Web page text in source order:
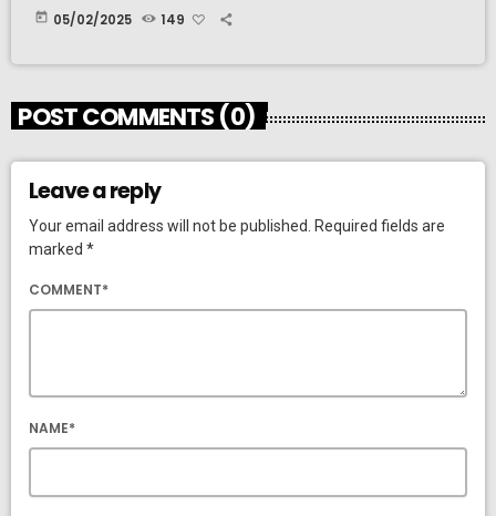
today 05/02/2025 149
POST COMMENTS (0)
Leave a reply
Your email address will not be published. Required fields are
marked *
COMMENT*
NAME*